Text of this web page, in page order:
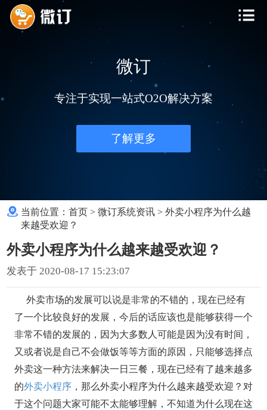
微订
专注于实现一站式O2O解决方案
了解更多
当前位置：首页 >微订系统资讯 >外卖小程序为什么越
来越受欢迎？
外卖小程序为什么越来越受欢迎？
发表于 2020-08-17 15:23:07
外卖市场的发展可以说是非常的不错的，现在已经有
了一个比较良好的发展，今后的话应该也是能够获得一个
非常不错的发展的，因为大多数人可能是因为没有时间，
又或者说是自己不会做饭等等方面的原因，只能够选择点
外卖这一种方法来解决一日三餐，现在已经有了越来越多
的外卖小程序，那么外卖小程序为什么越来越受欢迎？对
于这个问题大家可能不太能够理解，不知道为什么现在这